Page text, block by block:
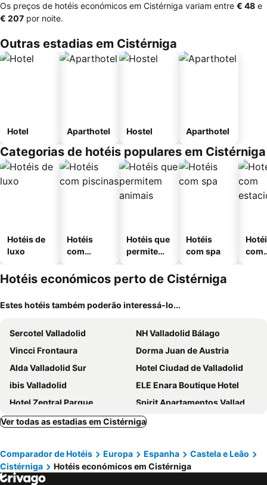
Os preços de hotéis económicos em Cistérniga variam entre ‎€ 48 e
‎€ 207 por noite.
Outras estadias em Cistérniga
Hotel Aparthotel Hostel Aparthotel
Categorias de hotéis populares em Cistérniga
Hotéis de
luxo
Hotéis
com
Hotéis que
permitem
Hotéis
com spa
com
Hotéis económicos perto de Cistérniga
Estes hotéis também poderão interessá-lo...
Sercotel Valladolid
NH Valladolid Bálago
Vincci Frontaura
Dorma Juan de Austria
Alda Valladolid Sur
Hotel Ciudad de Valladolid
ibis Valladolid
ELE Enara Boutique Hotel
Hotel Zentral Parque
Spirit Apartamentos Valladolid Centro
Hotel Conde Ansúrez
Hotel Lasa Sport
Hotel Mozart
Hotel La Colina
Duero Hotel
Hotel Boutique Gareus
Ver todas as estadias em Cistérniga
Comparador de Hotéis Europa Espanha
Castela e Leão
Cistérniga
Hotéis económicos em Cistérniga